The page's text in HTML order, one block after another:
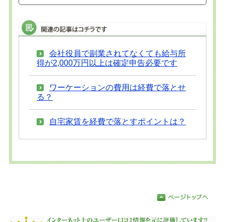
会社役員で副業されてなくても給与所
得が2,000万円以上は確定申告必要です
ワーケーションの費用は経費で落とせ
る？
自宅家賃を経費で落とすポイントは？